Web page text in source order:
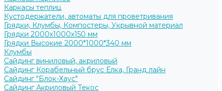
Каркасы теплиц
Кустодержатели, автоматы для проветривания
Грядки, Клумбы, Компостеры, Укрывной материал
Грядки 2000х1000х150 мм
Грядки Высокие 2000*1000*340 мм
Клумбы
Сайдинг виниловый, акриловый
Сайдинг Корабельный брус Ёлка, Гранд лайн
Сайдинг "Блок-Хаус"
Сайдинг Акриловый Текос